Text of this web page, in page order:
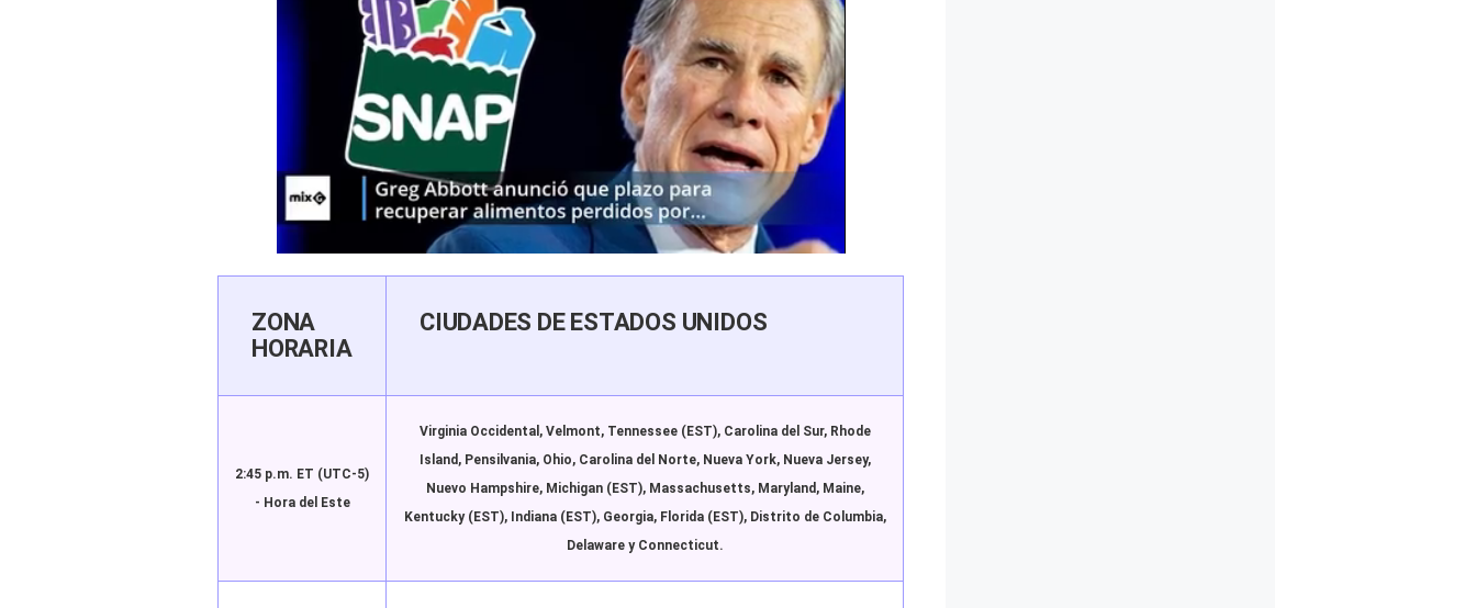
ZONA
HORARIA
CIUDADES DE ESTADOS UNIDOS
2:45 p.m. ET (UTC-5)
- Hora del Este
Virginia Occidental, Velmont, Tennessee (EST), Carolina del Sur, Rhode
Island, Pensilvania, Ohio, Carolina del Norte, Nueva York, Nueva Jersey,
Nuevo Hampshire, Michigan (EST), Massachusetts, Maryland, Maine,
Kentucky (EST), Indiana (EST), Georgia, Florida (EST), Distrito de Columbia,
Delaware y Connecticut.